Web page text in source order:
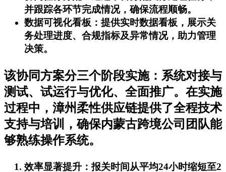
并跟踪各环节完成情况，确保流程顺畅。
数据可视化看板 ：提供实时数据看板，展示关
务处理进度、合规指标及异常情况，助力管理
决策。
该协同方案分三个阶段实施：系统对接与
测试、试运行与优化、全面推广。在实施
过程中，漳州柔性供应链提供了全程技术
支持与培训，确保内蒙古跨境公司团队能
够熟练操作系统。
效率显著提升 ：报关时间从平均24小时缩短至2